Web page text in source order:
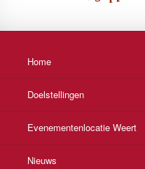
Home
Doelstellingen
Evenementenlocatie Weert
Nieuws